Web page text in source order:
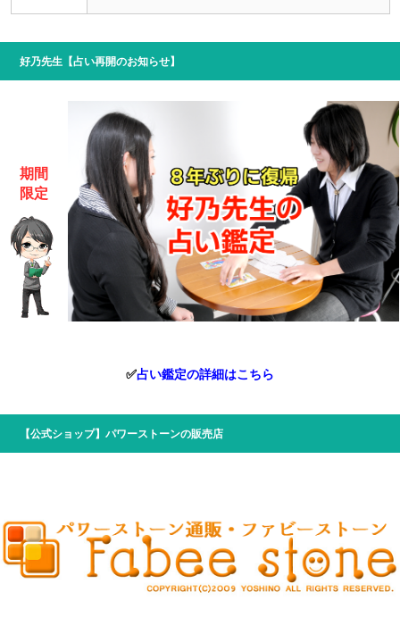
好乃先生【占い再開のお知らせ】
期間
限定
✅占い鑑定の詳細はこちら
【公式ショップ】パワーストーンの販売店